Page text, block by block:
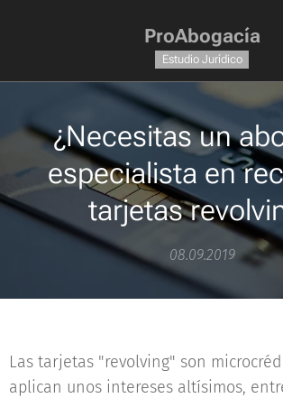
ProAbogacía
Estudio Jurídico
¿Necesitas un
especialista en
tarjetas
08.09.2019
Las tarjetas "revolving" son
aplican unos intereses altísimos,